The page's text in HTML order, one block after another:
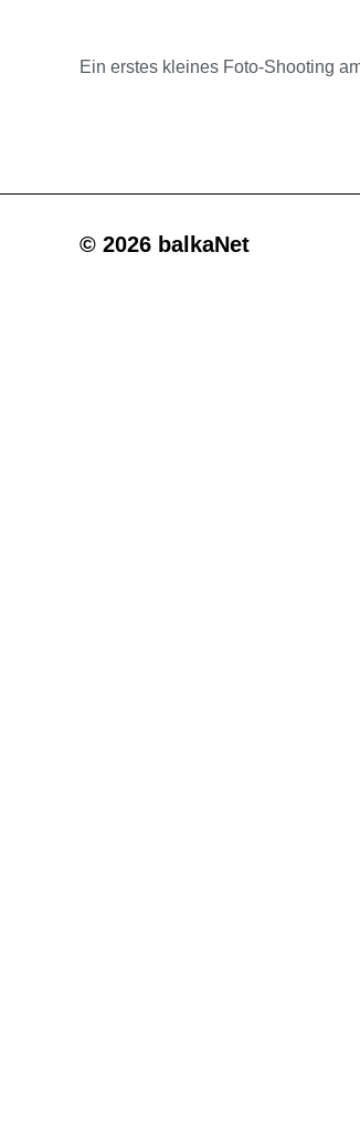
Ein erstes kleines Foto-Shooting
© 2026 balkaNet